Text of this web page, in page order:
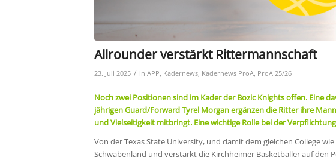
Allrounder verstärkt Rittermannschaft
23. Juli 2025 / in APP Kadernews Kadernews ProA ProA 25/26
Noch zwei Positionen sind im Kader der Bozic Knights offen. Eine
jährigen Guard/Forward Tyrel Morgan ergänzen die Ritter ihre
und Vielseitigkeit mitbringt. Eine wichtige Rolle bei der
Von der Texas State University, und damit dem gleichen College
Schwabenland und verstärkt die Kirchheimer Basketballer auf den